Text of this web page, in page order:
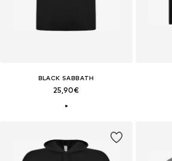
BLACK SABBATH
25,90€